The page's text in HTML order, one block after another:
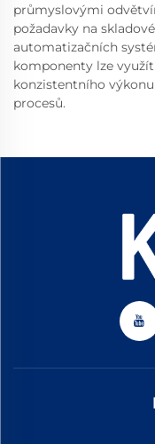
průmyslovými
požadavky na
automatizačních
komponenty lze
konzistentního
procesů.